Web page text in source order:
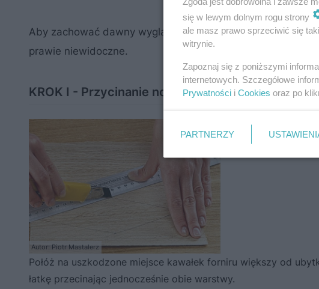
Aby zachować dawny wygląd mebla użyj forniru z tego
prawie niewidoczne.
KROK I - Przycinanie nowej warstwy forniru
Autor: Piotr Mastalerz
Połóż na uszkodzone miejsce kawałek forniru większy od
łatkę przecinając jednocześnie obie warstwy.
się w lewym dolnym rogu strony
ale masz prawo sprzeciwić się
witrynie.
Zapoznaj się z poniższymi
internetowych. Szczegółowe
Prywatności i Cookies oraz po
PARTNERZY